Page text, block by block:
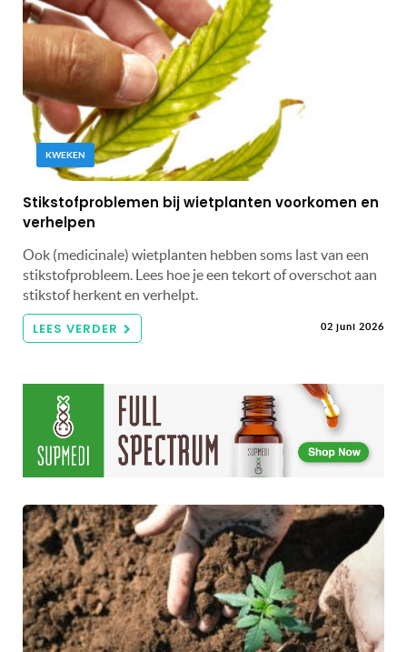
KWEKEN
Stikstofproblemen bij wietplanten voorkomen en
verhelpen
Ook (medicinale) wietplanten hebben soms last van een
stikstofprobleem. Lees hoe je een tekort of overschot aan
stikstof herkent en verhelpt.
LEES VERDER 02 juni 2026